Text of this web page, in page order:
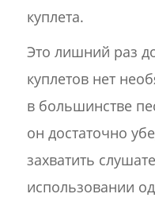
куплета.
Это лишний раз
куплетов нет
в большинстве
он достаточно
захватить
использовании